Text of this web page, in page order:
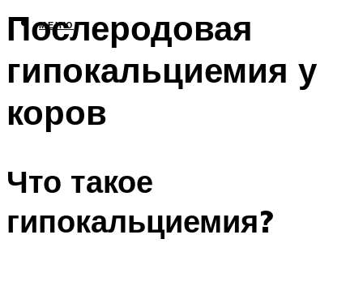
МЕНЮ
Послеродовая
гипокальциемия у
коров
Что такое
гипокальциемия?